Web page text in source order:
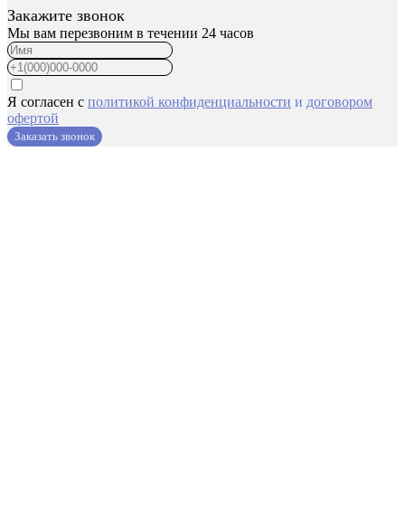
Закажите звонок
Мы вам перезвоним в течении 24 часов
Я согласен с политикой конфиденциальности и договором
офертой
Заказать звонок